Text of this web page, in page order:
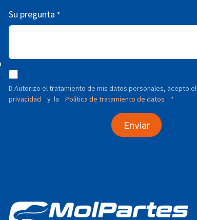
Su pregunta *
D Autorizo ​​el tratamiento de mis datos personales, acepto el
privacidad
y la Política de tratamiento de datos *
Enviar